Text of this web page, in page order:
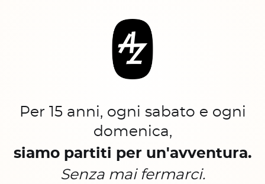
Per 15 anni, ogni sabato e ogni
domenica,
siamo partiti per un'avventura.
Senza mai fermarci.